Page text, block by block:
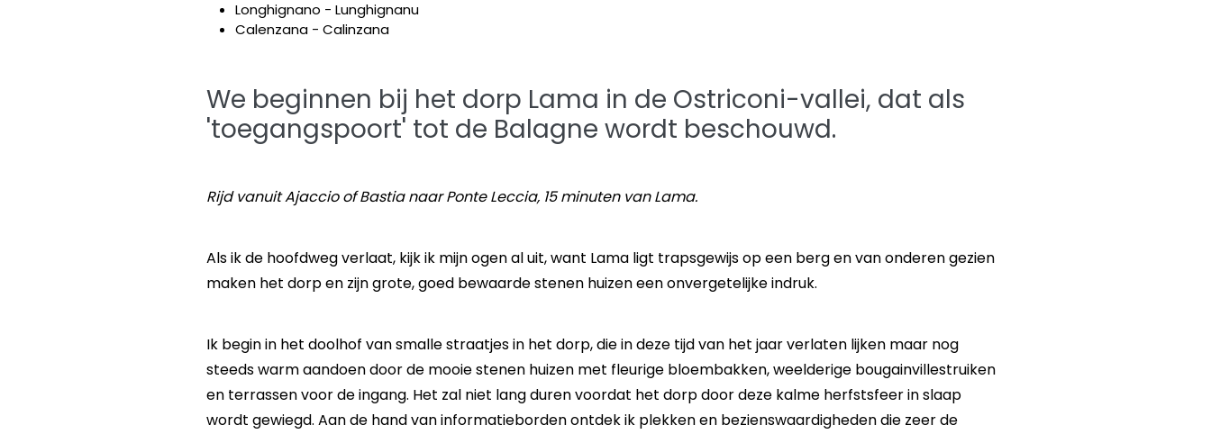
Longhignano - Lunghignanu
Calenzana - Calinzana
We beginnen bij het dorp Lama in de Ostriconi-vallei, dat als
'toegangspoort' tot de Balagne wordt beschouwd.
Rijd vanuit Ajaccio of Bastia naar Ponte Leccia, 15 minuten van Lama.
Als ik de hoofdweg verlaat, kijk ik mijn ogen al uit, want Lama ligt trapsgewijs op een berg en van onderen gezien
maken het dorp en zijn grote, goed bewaarde stenen huizen een onvergetelijke indruk.
Ik begin in het doolhof van smalle straatjes in het dorp, die in deze tijd van het jaar verlaten lijken maar nog
steeds warm aandoen door de mooie stenen huizen met fleurige bloembakken, weelderige bougainvillestruiken
en terrassen voor de ingang. Het zal niet lang duren voordat het dorp door deze kalme herfstsfeer in slaap
wordt gewiegd. Aan de hand van informatieborden ontdek ik plekken en bezienswaardigheden die zeer de